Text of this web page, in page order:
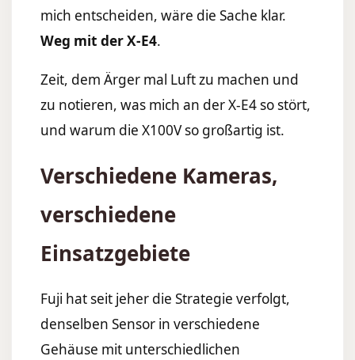
mich entscheiden, wäre die Sache klar.
Weg mit der X-E4.
Zeit, dem Ärger mal Luft zu machen und
zu notieren, was mich an der X-E4 so stört,
und warum die X100V so großartig ist.
Verschiedene Kameras,
verschiedene
Einsatzgebiete
Fuji hat seit jeher die Strategie verfolgt,
denselben Sensor in verschiedene
Gehäuse mit unterschiedlichen